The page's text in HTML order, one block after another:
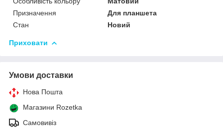
Призначення
Для планшета
Стан
Новий
Приховати
Умови доставки
Нова Пошта
Магазини Rozetka
Самовивіз